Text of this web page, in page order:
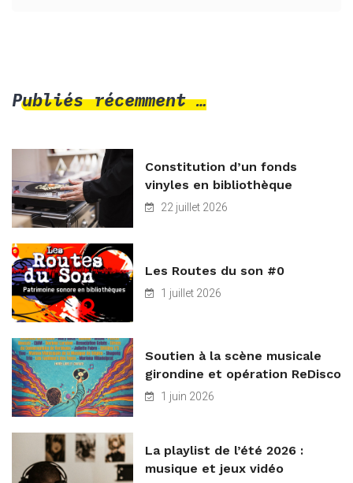
Publiés récemment …
Constitution d’un fonds
vinyles en bibliothèque
22 juillet 2026
Les Routes du son #0
1 juillet 2026
Soutien à la scène musicale
girondine et opération ReDisco
1 juin 2026
La playlist de l’été 2026 :
musique et jeux vidéo